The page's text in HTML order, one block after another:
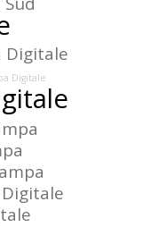
Digitale
Digitale